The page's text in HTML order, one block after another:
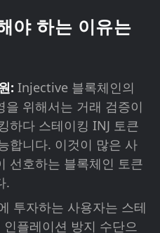
하는 이유는
: Injective 블록체인의
을 위해서는 거래 검증이
하다 스테이킹 INJ 토큰
합니다. 이것이 많은 사
선호하는 블록체인 토큰
.
투자하는 사용자는 스테
플레이션 방지 수단으